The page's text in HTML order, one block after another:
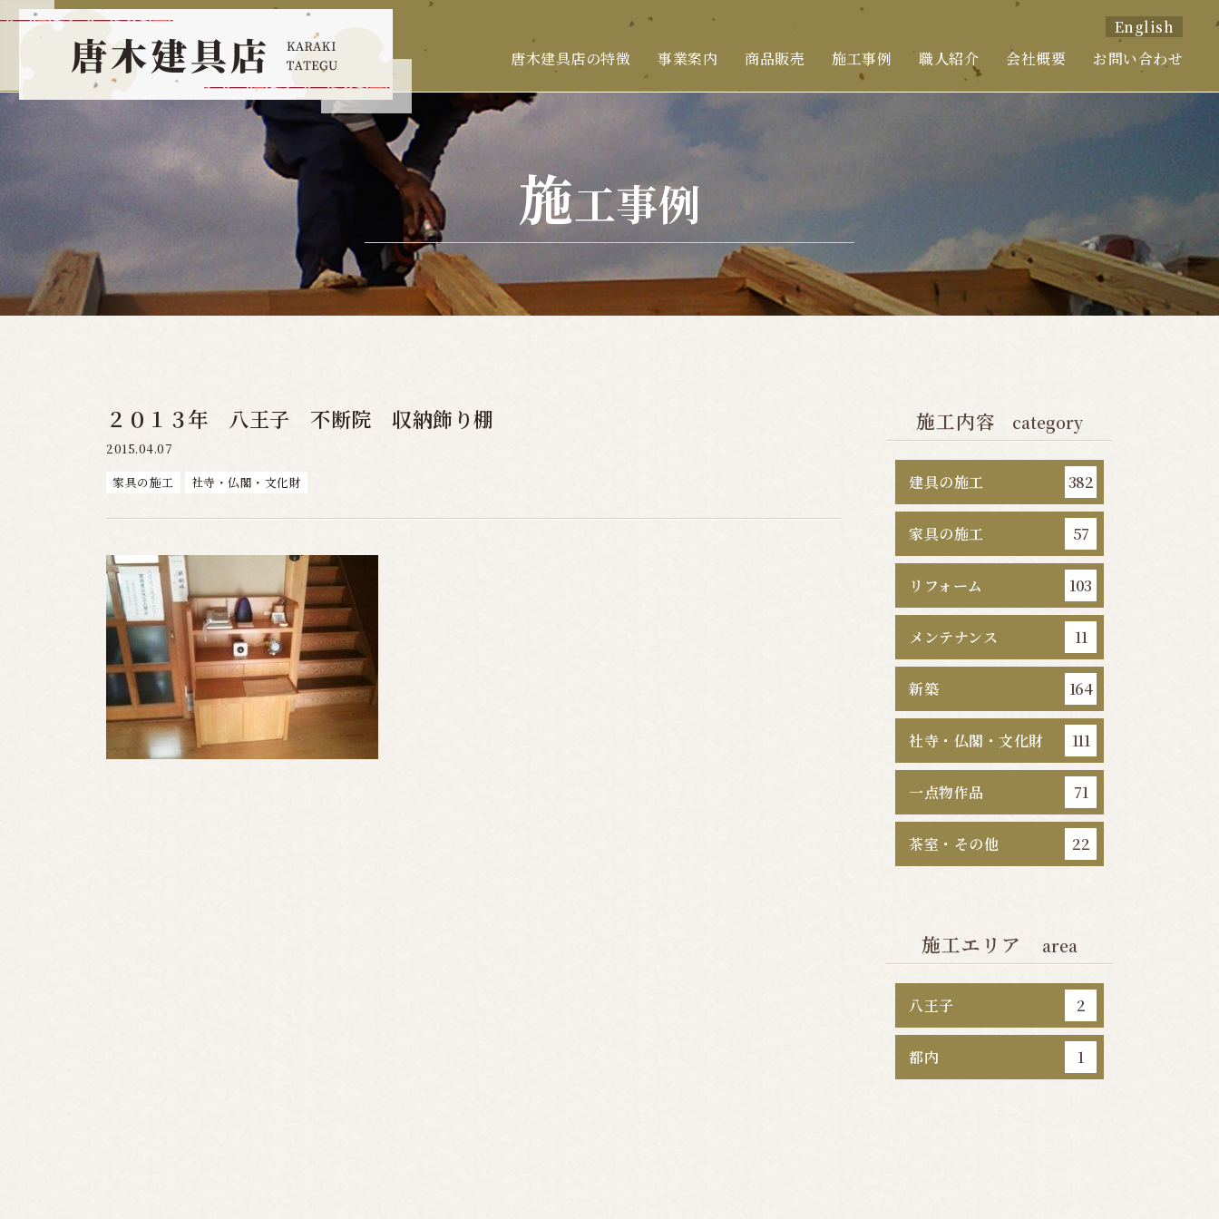
English
唐木建具店の特徴
事業案内 商品販売 施工事例 職人紹介 会社概要 お問い合わせ
施工事例
２０１３年 八王子 不断院 収納飾り棚
2015.04.07
家具の施工
社寺・仏閣・文化財
施工内容 category
建具の施工 382
家具の施工 57
リフォーム 103
メンテナンス 11
新築 164
社寺・仏閣・文化財 111
一点物作品 71
茶室・その他 22
施工エリア area
八王子 2
都内 1